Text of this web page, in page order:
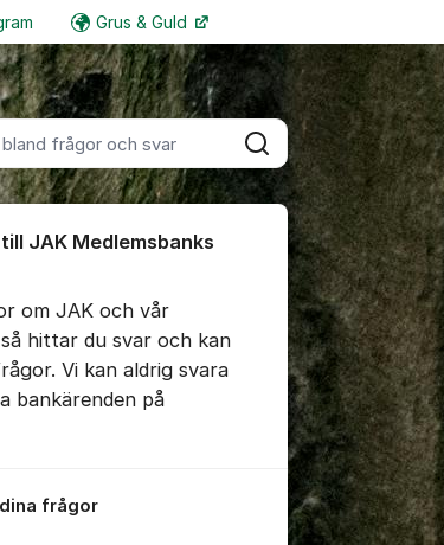
alla inlägg
Sök
Grus & Guld Fler supportlänkar
kommentar
JAK Medlemsbanks
om JAK och vår
hittar du svar och kan
Vi kan aldrig svara
bankärenden på
frågor